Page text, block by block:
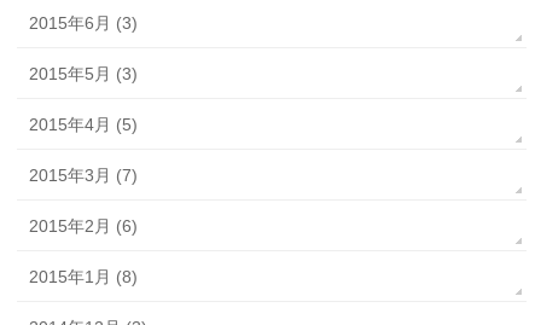
2015年6月 (3)
2015年5月 (3)
2015年4月 (5)
2015年3月 (7)
2015年2月 (6)
2015年1月 (8)